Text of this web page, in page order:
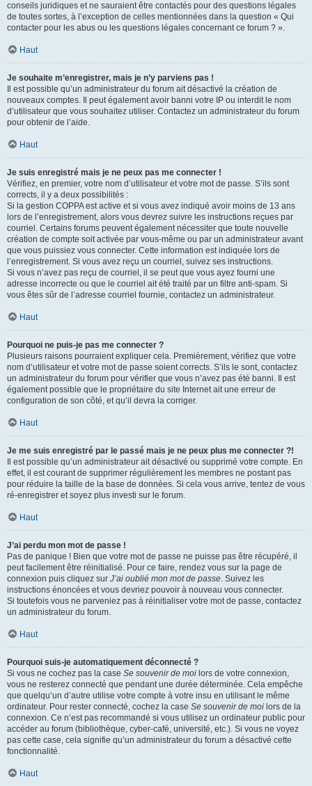
conseils juridiques et ne sauraient être contactés pour des questions légales
de toutes sortes, à l’exception de celles mentionnées dans la question « Qui
contacter pour les abus ou les questions légales concernant ce forum ? ».
Haut
Je souhaite m’enregistrer, mais je n’y parviens pas !
Il est possible qu’un administrateur du forum ait désactivé la création de
nouveaux comptes. Il peut également avoir banni votre IP ou interdit le nom
d’utilisateur que vous souhaitez utiliser. Contactez un administrateur du forum
pour obtenir de l’aide.
Haut
Je suis enregistré mais je ne peux pas me connecter !
Vérifiez, en premier, votre nom d’utilisateur et votre mot de passe. S’ils sont
corrects, il y a deux possibilités :
Si la gestion COPPA est active et si vous avez indiqué avoir moins de 13 ans
lors de l’enregistrement, alors vous devrez suivre les instructions reçues par
courriel. Certains forums peuvent également nécessiter que toute nouvelle
création de compte soit activée par vous-même ou par un administrateur avant
que vous puissiez vous connecter. Cette information est indiquée lors de
l’enregistrement. Si vous avez reçu un courriel, suivez ses instructions.
Si vous n’avez pas reçu de courriel, il se peut que vous ayez fourni une
adresse incorrecte ou que le courriel ait été traité par un filtre anti-spam. Si
vous êtes sûr de l’adresse courriel fournie, contactez un administrateur.
Haut
Pourquoi ne puis-je pas me connecter ?
Plusieurs raisons pourraient expliquer cela. Premièrement, vérifiez que votre
nom d’utilisateur et votre mot de passe soient corrects. S’ils le sont, contactez
un administrateur du forum pour vérifier que vous n’avez pas été banni. Il est
également possible que le propriétaire du site Internet ait une erreur de
configuration de son côté, et qu’il devra la corriger.
Haut
Je me suis enregistré par le passé mais je ne peux plus me connecter ?!
Il est possible qu’un administrateur ait désactivé ou supprimé votre compte. En
effet, il est courant de supprimer régulièrement les membres ne postant pas
pour réduire la taille de la base de données. Si cela vous arrive, tentez de vous
ré-enregistrer et soyez plus investi sur le forum.
Haut
J’ai perdu mon mot de passe !
Pas de panique ! Bien que votre mot de passe ne puisse pas être récupéré, il
peut facilement être réinitialisé. Pour ce faire, rendez vous sur la page de
connexion puis cliquez sur J’ai oublié mon mot de passe. Suivez les
instructions énoncées et vous devriez pouvoir à nouveau vous connecter.
Si toutefois vous ne parveniez pas à réinitialiser votre mot de passe, contactez
un administrateur du forum.
Haut
Pourquoi suis-je automatiquement déconnecté ?
Si vous ne cochez pas la case Se souvenir de moi lors de votre connexion,
vous ne resterez connecté que pendant une durée déterminée. Cela empêche
que quelqu’un d’autre utilise votre compte à votre insu en utilisant le même
ordinateur. Pour rester connecté, cochez la case Se souvenir de moi lors de la
connexion. Ce n’est pas recommandé si vous utilisez un ordinateur public pour
accéder au forum (bibliothèque, cyber-café, université, etc.). Si vous ne voyez
pas cette case, cela signifie qu’un administrateur du forum a désactivé cette
fonctionnalité.
Haut